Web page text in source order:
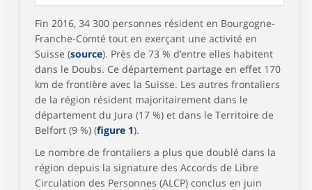
Fin 2016, 34 300 personnes résident en Bourgogne-
Franche-Comté tout en exerçant une activité en
Suisse (source). Près de 73 % d’entre elles habitent
dans le Doubs. Ce département partage en effet 170
km de frontière avec la Suisse. Les autres frontaliers
de la région résident majoritairement dans le
département du Jura (17 %) et dans le Territoire de
Belfort (9 %) (figure 1).
Le nombre de frontaliers a plus que doublé dans la
région depuis la signature des Accords de Libre
Circulation des Personnes (ALCP) conclus en juin